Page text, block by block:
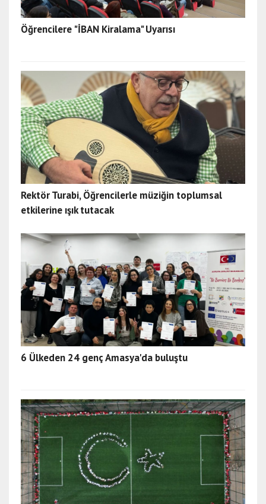
Öğrencilere "İBAN Kiralama" Uyarısı
Rektör Turabi, Öğrencilerle müziğin toplumsal
etkilerine ışık tutacak
6 Ülkeden 24 genç Amasya'da buluştu